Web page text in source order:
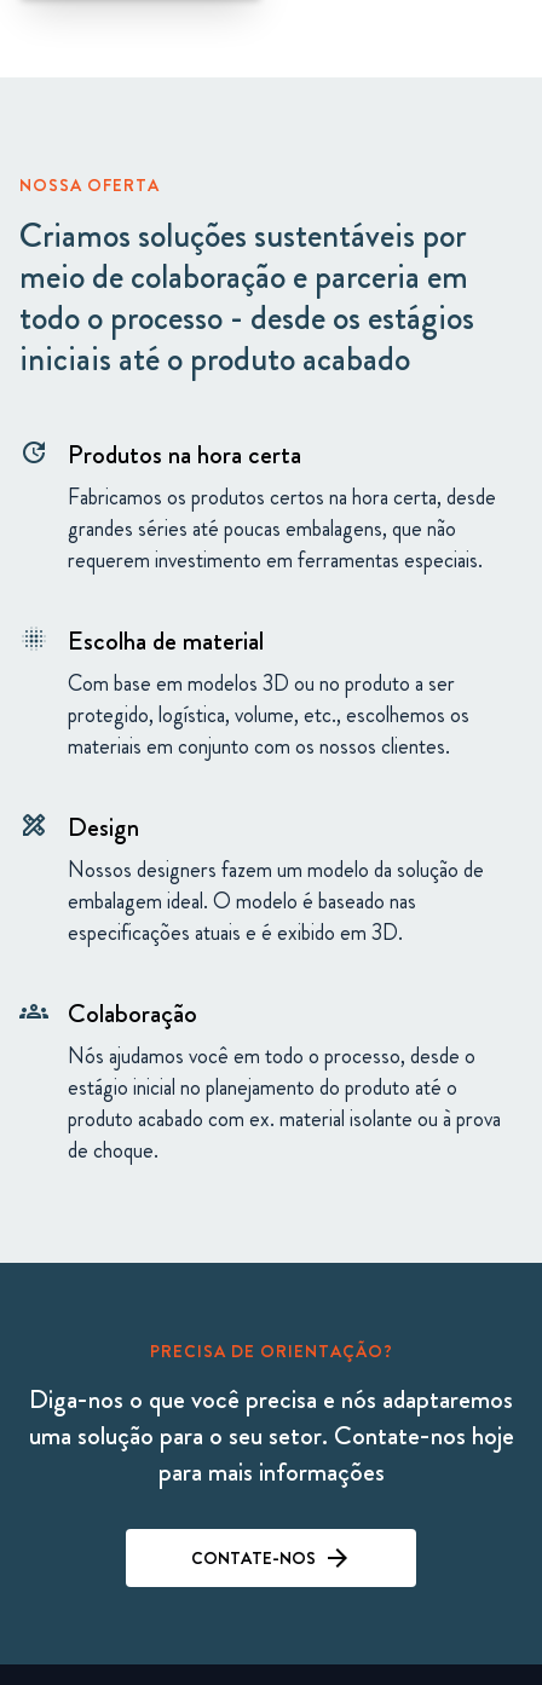
NOSSA OFERTA
Criamos soluções sustentáveis por
meio de colaboração e parceria em
todo o processo - desde os estágios
iniciais até o produto acabado
update Produtos na hora certa
Fabricamos os produtos certos na hora certa, desde
grandes séries até poucas embalagens, que não
requerem investimento em ferramentas especiais.
blur_on Escolha de material
Com base em modelos 3D ou no produto a ser
protegido, logística, volume, etc., escolhemos os
materiais em conjunto com os nossos clientes.
design_services Design
Nossos designers fazem um modelo da solução de
embalagem ideal. O modelo é baseado nas
especificações atuais e é exibido em 3D.
groups Colaboração
Nós ajudamos você em todo o processo, desde o
estágio inicial no planejamento do produto até o
produto acabado com ex. material isolante ou à prova
de choque.
PRECISA DE ORIENTAÇÃO?
Diga-nos o que você precisa e nós adaptaremos
uma solução para o seu setor. Contate-nos hoje
para mais informações
CONTATE-NOS